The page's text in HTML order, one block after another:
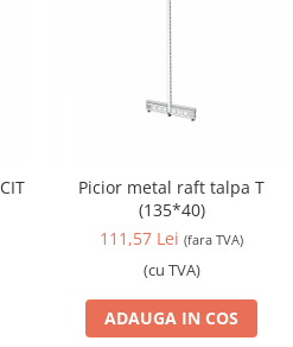
Picior metal raft talpa T
(135*40)
111,57 Lei (fara TVA)
(cu TVA)
ADAUGA IN COS